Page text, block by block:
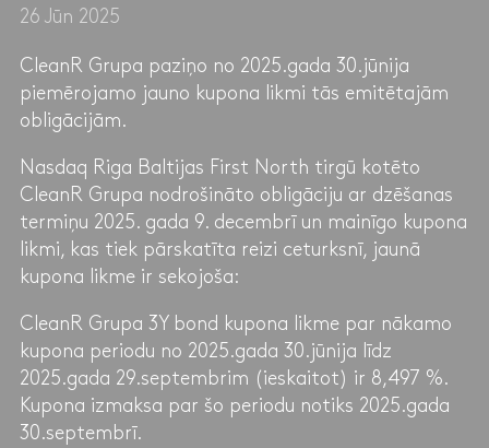
26 Jūn 2025
CleanR Grupa paziņo no 2025.gada 30.jūnija
piemērojamo jauno kupona likmi tās emitētajām
obligācijām.
Nasdaq Riga Baltijas First North tirgū kotēto
CleanR Grupa nodrošināto obligāciju ar dzēšanas
termiņu 2025. gada 9. decembrī un mainīgo kupona
likmi, kas tiek pārskatīta reizi ceturksnī, jaunā
kupona likme ir sekojoša:
CleanR Grupa 3Y bond kupona likme par nākamo
kupona periodu no 2025.gada 30.jūnija līdz
2025.gada 29.septembrim (ieskaitot) ir 8,497 %.
Kupona izmaksa par šo periodu notiks 2025.gada
30.septembrī.